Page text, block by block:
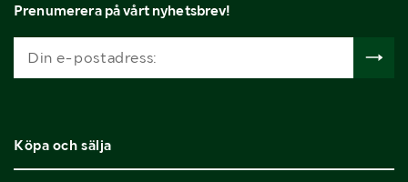
Prenumerera på vårt nyhetsbrev!
Köpa och sälja